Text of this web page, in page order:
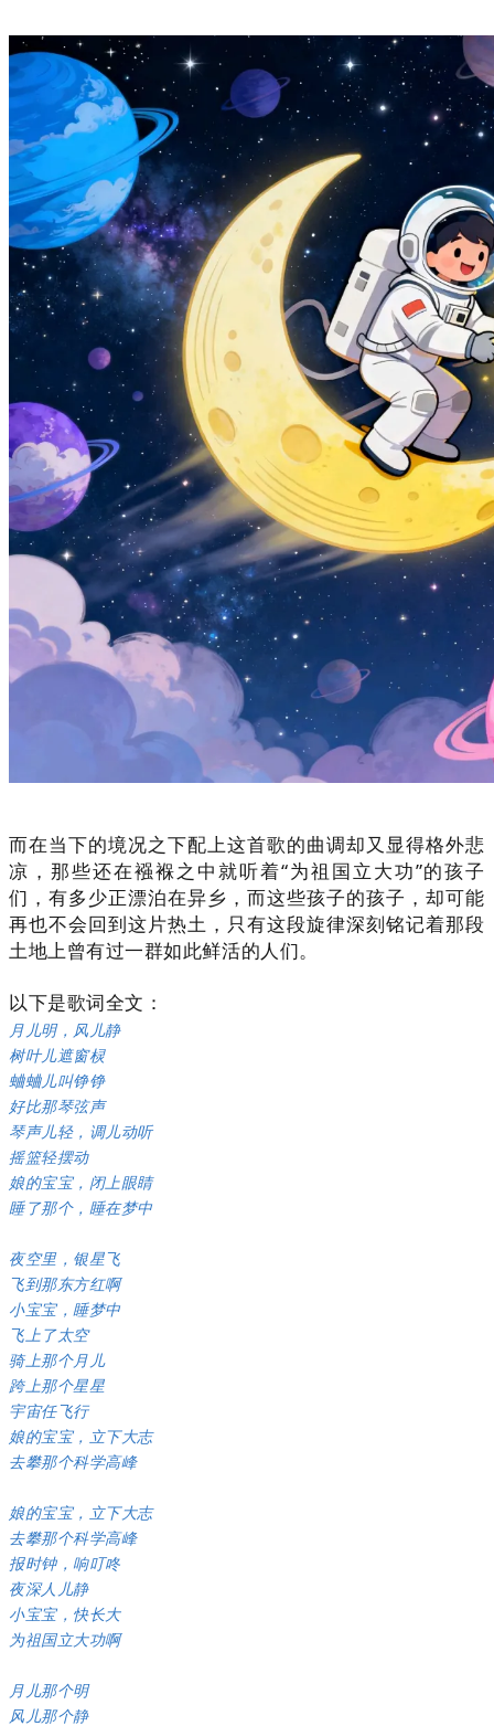
而在当下的境况之下配上这首歌的曲调却又显得格外悲
凉，那些还在襁褓之中就听着“为祖国立大功”的孩子
们，有多少正漂泊在异乡，而这些孩子的孩子，却可能
再也不会回到这片热土，只有这段旋律深刻铭记着那段
土地上曾有过一群如此鲜活的人们。
以下是歌词全文：
月儿明，风儿静
树叶儿遮窗棂
蛐蛐儿叫铮铮
好比那琴弦声
琴声儿轻，调儿动听
摇篮轻摆动
娘的宝宝，闭上眼睛
睡了那个，睡在梦中
夜空里，银星飞
飞到那东方红啊
小宝宝，睡梦中
飞上了太空
骑上那个月儿
跨上那个星星
宇宙任飞行
娘的宝宝，立下大志
去攀那个科学高峰
娘的宝宝，立下大志
去攀那个科学高峰
报时钟，响叮咚
夜深人儿静
小宝宝，快长大
为祖国立大功啊
月儿那个明
风儿那个静